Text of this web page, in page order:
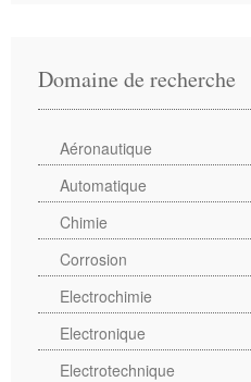
Domaine de recherche
Aéronautique
Automatique
Chimie
Corrosion
Electrochimie
Electronique
Electrotechnique